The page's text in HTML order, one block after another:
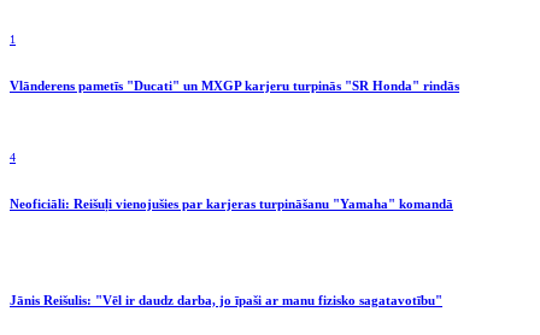
1
Vlānderens pametīs "Ducati" un MXGP karjeru turpinās "SR Honda" rindās
4
Neoficiāli: Reišuļi vienojušies par karjeras turpināšanu "Yamaha" komandā
Jānis Reišulis: "Vēl ir daudz darba, jo īpaši ar manu fizisko sagatavotību"